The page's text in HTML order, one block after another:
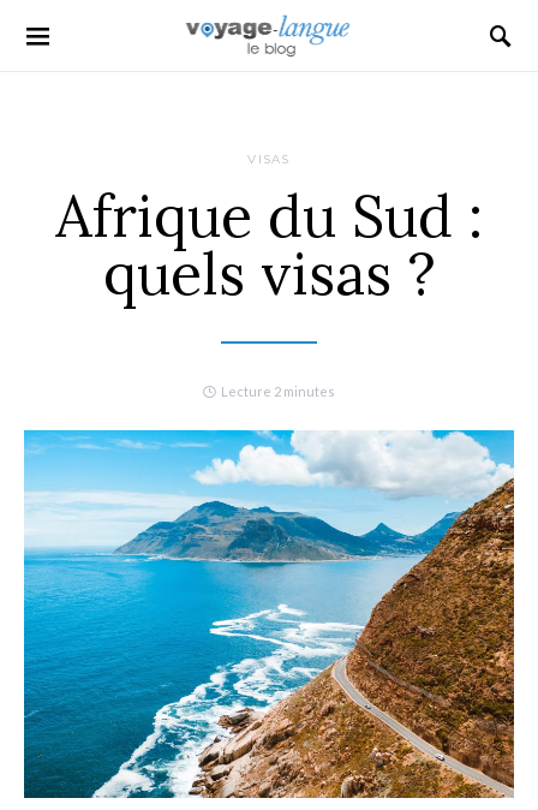
Search for:
VISAS
Afrique du Sud :
quels visas ?
Lecture 2 minutes